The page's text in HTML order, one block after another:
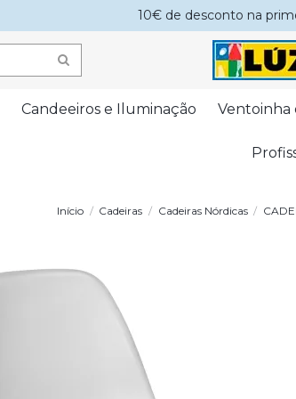
10€ de desconto na
Candeeiros e Iluminação Ventoinha
Início Cadeiras Cadeiras Nórdicas